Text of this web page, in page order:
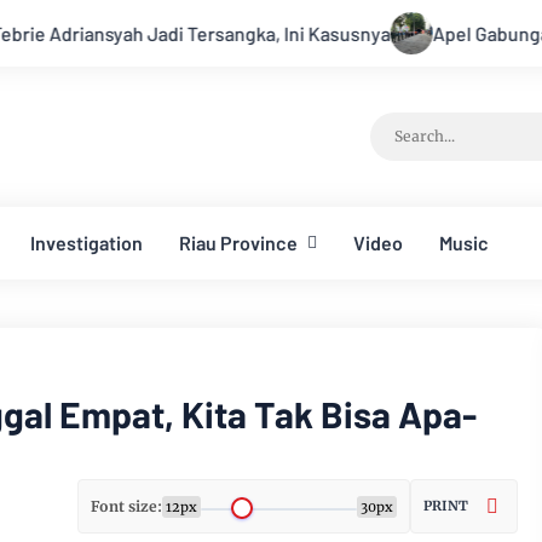
Tersangka, Ini Kasusnya Apel Gabungan Kesiapsiagaan
Investigation Riau Province Video Music
Empat, Kita Tak Bisa Apa-
Font size: 12px 30px PRINT